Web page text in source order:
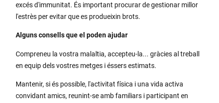
excés d'immunitat. És important procurar de gestionar millor
l'estrès per evitar que es produeixin brots.
Alguns consells que el poden ajudar
Compreneu la vostra malaltia, accepteu-la... gràcies al treball
en equip dels vostres metges i éssers estimats.
Mantenir, si és possible, l'activitat física i una vida activa
convidant amics, reunint-se amb familiars i participant en